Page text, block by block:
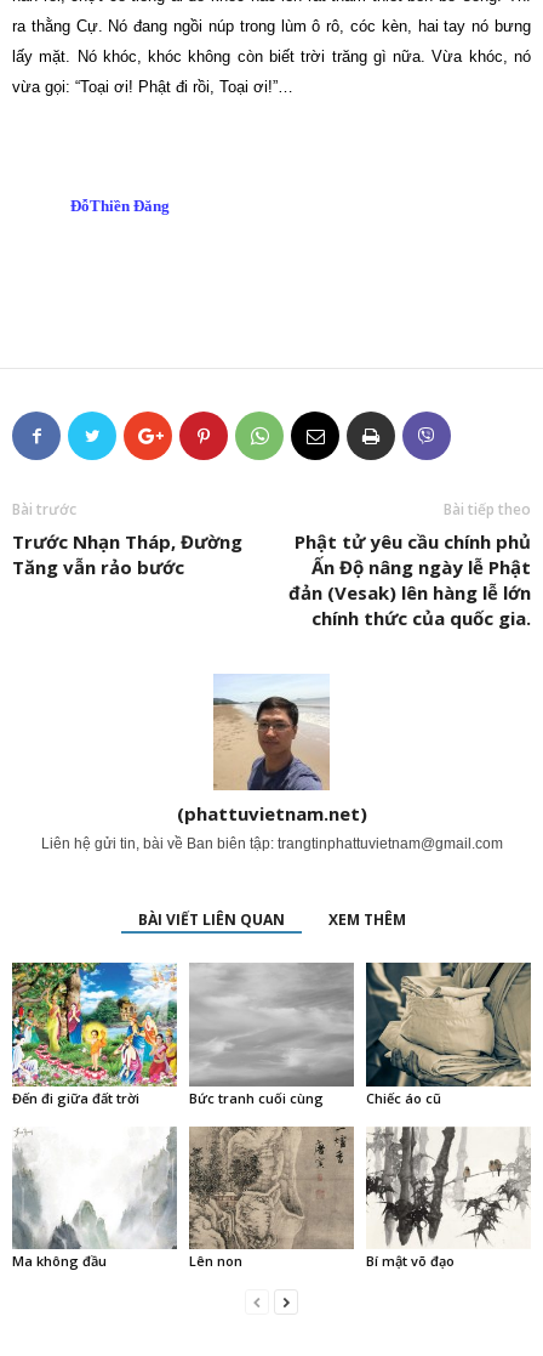
ra thằng Cự. Nó đang ngồi núp trong lùm ô rô, cóc kèn, hai tay nó bưng
lấy mặt. Nó khóc, khóc không còn biết trời trăng gì nữa. Vừa khóc, nó
vừa gọi: “Toại ơi! Phật đi rồi, Toại ơi!”…
ĐỗThiền Đăng
Bài trước
Trước Nhạn Tháp, Đường
Tăng vẫn rảo bước
Bài tiếp theo
Phật tử yêu cầu chính phủ
Ấn Độ nâng ngày lễ Phật
đản (Vesak) lên hàng lễ lớn
chính thức của quốc gia.
(phattuvietnam.net)
Liên hệ gửi tin, bài về Ban biên tập: trangtinphattuvietnam@gmail.com
BÀI VIẾT LIÊN QUAN XEM THÊM
Đến đi giữa đất trời Bức tranh cuối cùng Chiếc áo cũ
Ma không đầu Lên non Bí mật võ đạo